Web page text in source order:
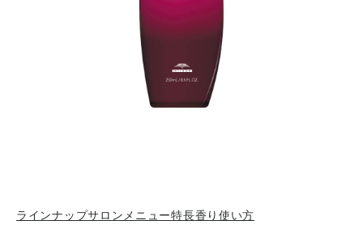
ラインナップサロンメニュー特長香り 使い方